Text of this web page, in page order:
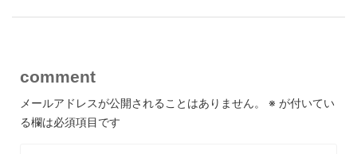
comment
メールアドレスが公開されることはありません。 ※ が付いてい
る欄は必須項目です